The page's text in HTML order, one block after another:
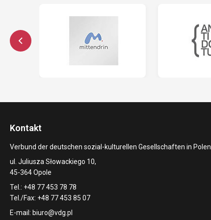
Kontakt
Verbund der deutschen sozial-kulturellen Gesellschaften in Polen
ul. Juliusza Słowackiego 10,
45-364 Opole
Tel.: +48 77 453 78 78
Tel./Fax: +48 77 453 85 07
E-mail: biuro@vdg.pl